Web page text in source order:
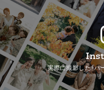
実際に撮影した「ハ